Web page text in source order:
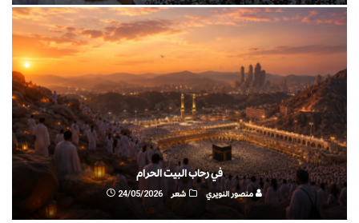
في رحاب البيت الحرام
منصور النويري شعر 24/05/2026